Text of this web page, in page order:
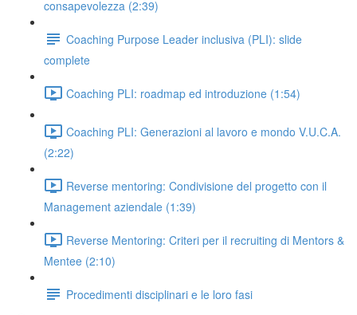
consapevolezza (2:39)
Coaching Purpose Leader inclusiva (PLI): slide
complete
Coaching PLI: roadmap ed introduzione (1:54)
Coaching PLI: Generazioni al lavoro e mondo V.U.C.A.
(2:22)
Reverse mentoring: Condivisione del progetto con il
Management aziendale (1:39)
Reverse Mentoring: Criteri per il recruiting di Mentors &
Mentee (2:10)
Procedimenti disciplinari e le loro fasi